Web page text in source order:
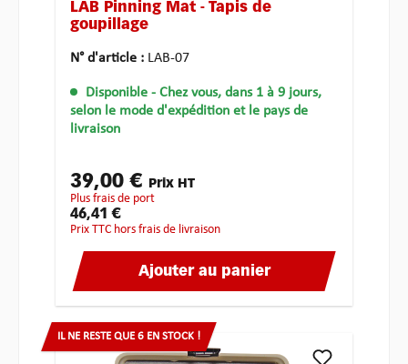
LAB Pinning Mat - Tapis de
goupillage
N° d'article : LAB-07
Disponible - Chez vous, dans 1 à 9 jours,
selon le mode d'expédition et le pays de
livraison
39,00 € Prix HT
plus frais de port
46,41 €
Prix TTC hors frais de livraison
Ajouter au panier
IL NE RESTE QUE 6 EN STOCK !